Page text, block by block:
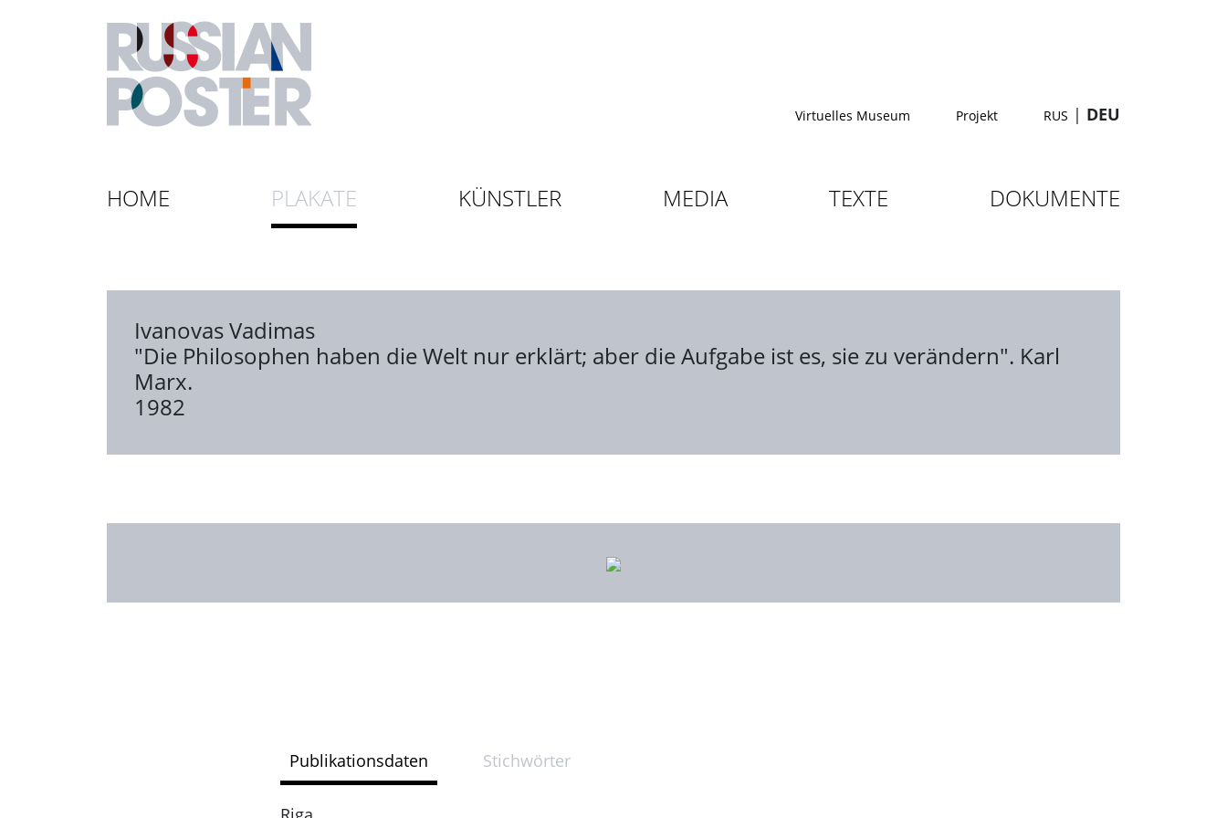
Virtuelles Museum Projekt RUS | DEU
HOME PLAKATE KÜNSTLER MEDIA TEXTE DOKUMENTE
Ivanovas Vadimas
"Die Philosophen haben die Welt nur erklärt; aber die Aufgabe ist es, sie zu verändern". Karl
Marx.
1982
Publikationsdaten Stichwörter